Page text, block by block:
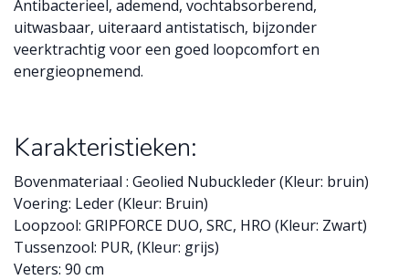
Antibacterieel, ademend, vochtabsorberend,
uitwasbaar, uiteraard antistatisch, bijzonder
veerktrachtig voor een goed loopcomfort en
energieopnemend.
Karakteristieken:
Bovenmateriaal : Geolied Nubuckleder (Kleur: bruin)
Voering: Leder (Kleur: Bruin)
Loopzool: GRIPFORCE DUO, SRC, HRO (Kleur: Zwart)
Tussenzool: PUR, (Kleur: grijs)
Veters: 90 cm